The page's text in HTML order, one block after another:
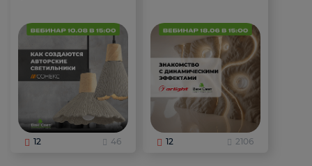
12 46 12 2106